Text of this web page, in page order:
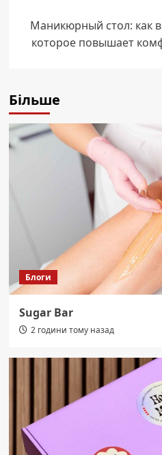
Маникюрный стол: как
которое повышает
Більше
Блоги
Sugar Bar
2 години тому назад